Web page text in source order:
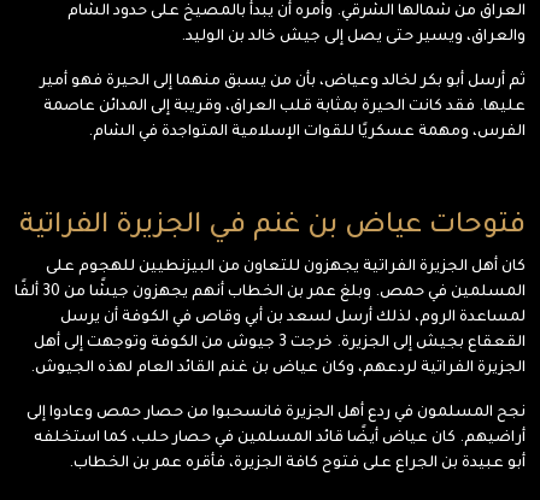
العراق من شمالها الشرقي. وأمره أن يبدأ بالمصيخ على حدود الشام
والعراق، ويسير حتى يصل إلى جيش خالد بن الوليد.
ثم أرسل أبو بكر لخالد وعياض، بأن من يسبق منهما إلى الحيرة فهو أمير
عليها. فقد كانت الحيرة بمثابة قلب العراق، وقريبة إلى المدائن عاصمة
الفرس، ومهمة عسكريًا للقوات الإسلامية المتواجدة في الشام.
فتوحات عياض بن غنم في الجزيرة الفراتية
كان أهل الجزيرة الفراتية يجهزون للتعاون من البيزنطيين للهجوم على
المسلمين في حمص. وبلغ عمر بن الخطاب أنهم يجهزون جيشًا من 30 ألفًا
لمساعدة الروم، لذلك أرسل لسعد بن أبي وقاص في الكوفة أن يرسل
القعقاع بجيش إلى الجزيرة. خرجت 3 جيوش من الكوفة وتوجهت إلى أهل
الجزيرة الفراتية لردعهم، وكان عياض بن غنم القائد العام لهذه الجيوش.
نجح المسلمون في ردع أهل الجزيرة فانسحبوا من حصار حمص وعادوا إلى
أراضيهم. كان عياض أيضًا قائد المسلمين في حصار حلب، كما استخلفه
أبو عبيدة بن الجراع على فتوح كافة الجزيرة، فأقره عمر بن الخطاب.